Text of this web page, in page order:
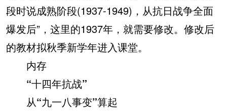
段时说成熟阶段(1937-1949)，从抗日战争全面
爆发后”，这里的1937年，就需要修改。修改后
的教材拟秋季新学年进入课堂。
内存
“十四年抗战”
从“九一八事变”算起